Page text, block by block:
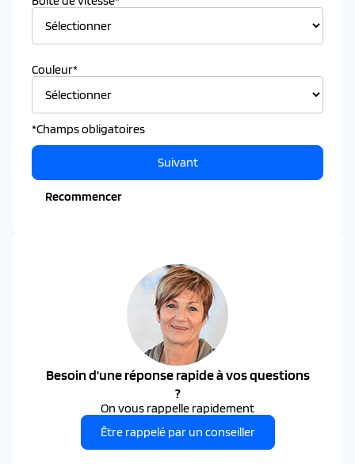
Couleur*
*Champs obligatoires
Recommencer
Suivant
Besoin d'une réponse rapide à vos questions
?
On vous rappelle rapidement
Être rappelé par un conseiller